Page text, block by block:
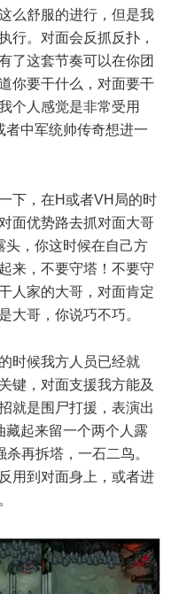
么舒服的进行，但是我
行。对面会反抓反扑，
了这套节奏可以在你团
你要干什么，对面要干
个人感觉是非常受用
者中军统帅传奇想进一
下，在H或者VH局的时
面优势路去抓对面大哥
头，你这时候在自己方
来，不要守塔！不要守
人家的大哥，对面肯定
大哥，你说巧不巧。
时候我方人员已经就
键，对面支援我方能及
就是围尸打援，表演出
起来留一个两个人露
再拆塔，一石二鸟。
用到对面身上，或者进